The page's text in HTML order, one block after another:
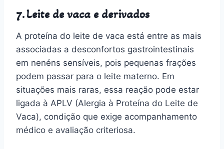
7. Leite de vaca e derivados
A proteína do leite de vaca está entre as mais
associadas a desconfortos gastrointestinais
em nenéns sensíveis, pois pequenas frações
podem passar para o leite materno. Em
situações mais raras, essa reação pode estar
ligada à APLV (Alergia à Proteína do Leite de
Vaca), condição que exige acompanhamento
médico e avaliação criteriosa.